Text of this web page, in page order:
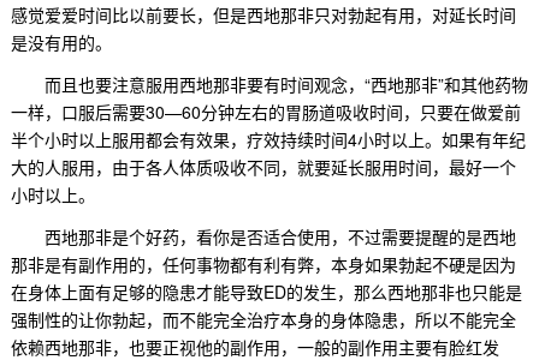
感觉爱爱时间比以前要长，但是西地那非只对勃起有用，对延长时间
是没有用的。
而且也要注意服用西地那非要有时间观念，“西地那非”和其他药物
一样，口服后需要30—60分钟左右的胃肠道吸收时间，只要在做爱前
半个小时以上服用都会有效果，疗效持续时间4小时以上。如果有年纪
大的人服用，由于各人体质吸收不同，就要延长服用时间，最好一个
小时以上。
西地那非是个好药，看你是否适合使用，不过需要提醒的是西地
那非是有副作用的，任何事物都有利有弊，本身如果勃起不硬是因为
在身体上面有足够的隐患才能导致ED的发生，那么西地那非也只能是
强制性的让你勃起，而不能完全治疗本身的身体隐患，所以不能完全
依赖西地那非，也要正视他的副作用，一般的副作用主要有脸红发